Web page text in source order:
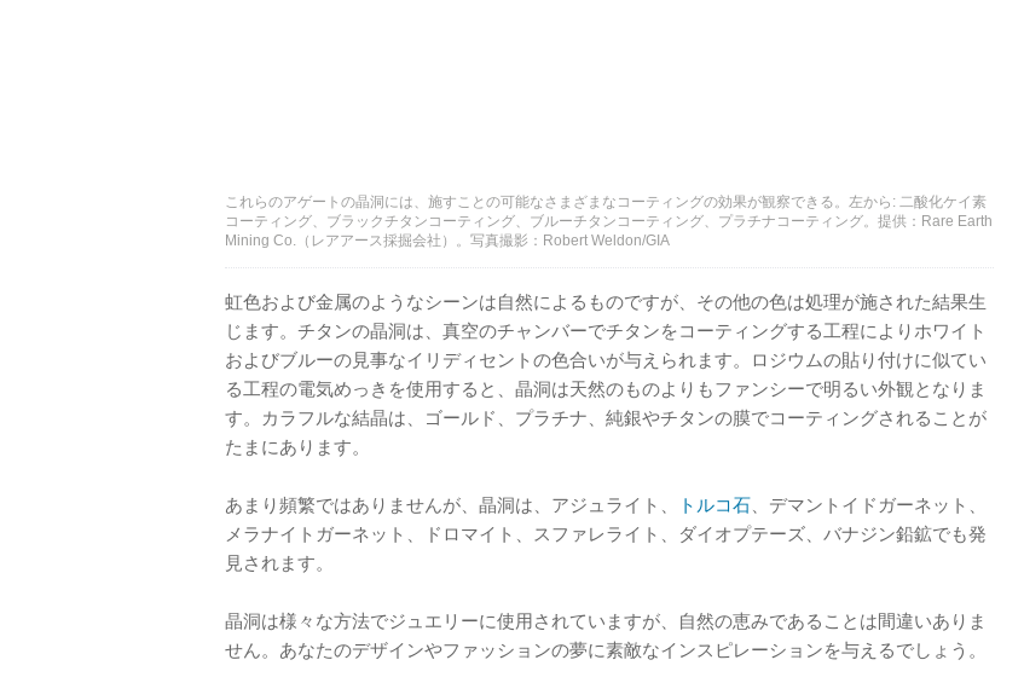
これらのアゲートの晶洞には、施すことの可能なさまざまなコーティングの効果が観察できる。左から: 二酸化ケイ素
コーティング、ブラックチタンコーティング、ブルーチタンコーティング、プラチナコーティング。提供：Rare Earth
Mining Co.（レアアース採掘会社）。写真撮影：Robert Weldon/GIA
虹色および金属のようなシーンは自然によるものですが、その他の色は処理が施された結果生
じます。チタンの晶洞は、真空のチャンバーでチタンをコーティングする工程によりホワイト
およびブルーの見事なイリディセントの色合いが与えられます。ロジウムの貼り付けに似てい
る工程の電気めっきを使用すると、晶洞は天然のものよりもファンシーで明るい外観となりま
す。カラフルな結晶は、ゴールド、プラチナ、純銀やチタンの膜でコーティングされることが
たまにあります。
あまり頻繁ではありませんが、晶洞は、アジュライト、 トルコ石 、デマントイドガーネット、
メラナイトガーネット、ドロマイト、スファレライト、ダイオプテーズ、バナジン鉛鉱でも発
見されます。
晶洞は様々な方法でジュエリーに使用されていますが、自然の恵みであることは間違いありま
せん。あなたのデザインやファッションの夢に素敵なインスピレーションを与えるでしょう。